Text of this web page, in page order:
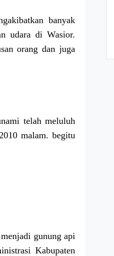
banyak
udara di Wasior.
orang dan juga
telah meluluh
malam. begitu
gunung api
Kabupaten